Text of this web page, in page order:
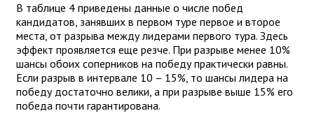
В таблице 4 приведены данные о числе побед
кандидатов, занявших в первом туре первое и второе
места, от разрыва между лидерами первого тура. Здесь
эффект проявляется еще резче. При разрыве менее 10%
шансы обоих соперников на победу практически равны.
Если разрыв в интервале 10 – 15%, то шансы лидера на
победу достаточно велики, а при разрыве выше 15% его
победа почти гарантирована.